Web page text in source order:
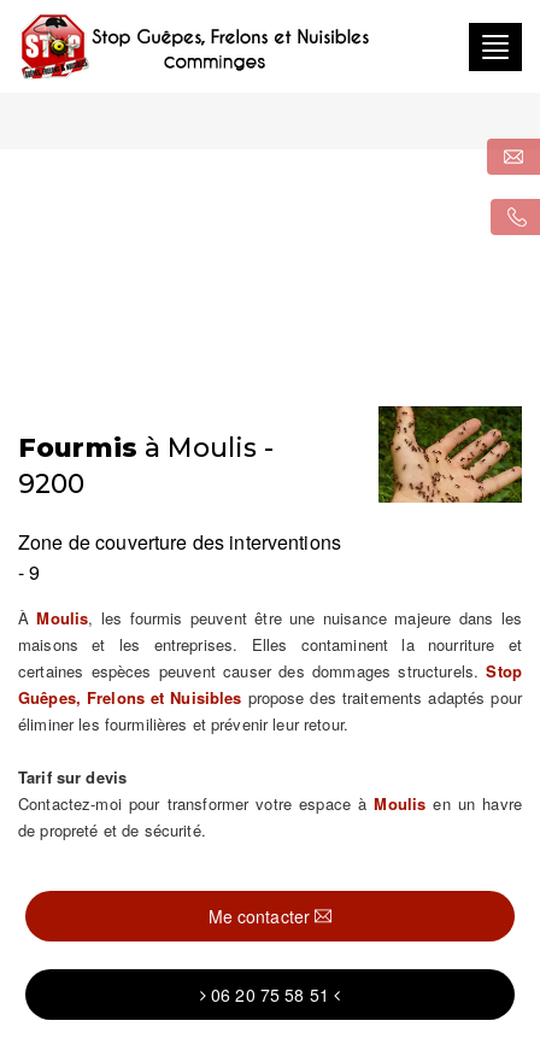
Fourmis à Moulis -
9200
Zone de couverture des interventions
- 9
ÀMoulis, les fourmis peuvent être une nuisance majeure dans les
maisons et les entreprises. Elles contaminent la nourriture et
certaines espèces peuvent causer des dommages structurels.Stop
Guêpes, Frelons et Nuisibles propose des traitements adaptés pour
éliminer les fourmilières et prévenir leur retour.
Tarif sur devis
Contactez-moi pour transformer votre espace àMoulis en un havre
de propreté et de sécurité.
Me contacter
06 20 75 58 51